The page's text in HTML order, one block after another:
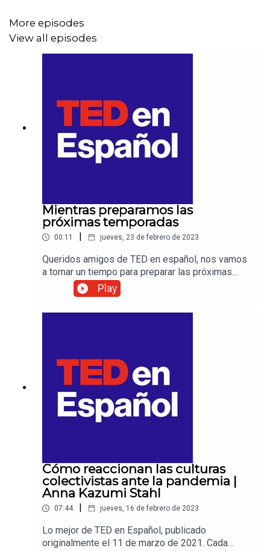
More episodes
View all episodes
Mientras preparamos las
próximas temporadas
00:11 jueves, 23 de febrero de 2023
Queridos amigos de TED en español, nos vamos
a tomar un tiempo para preparar las próximas
temporadas del podcast. Mientras tanto, los
invitamos a escuchar los cientos de episodios de
las primeras nueve temporadas. Pueden
Play
Cómo reaccionan las culturas
colectivistas ante la pandemia |
Anna Kazumi Stahl
07:44 jueves, 16 de febrero de 2023
Lo mejor de TED en Español, publicado
originalmente el 11 de marzo de 2021. Cada